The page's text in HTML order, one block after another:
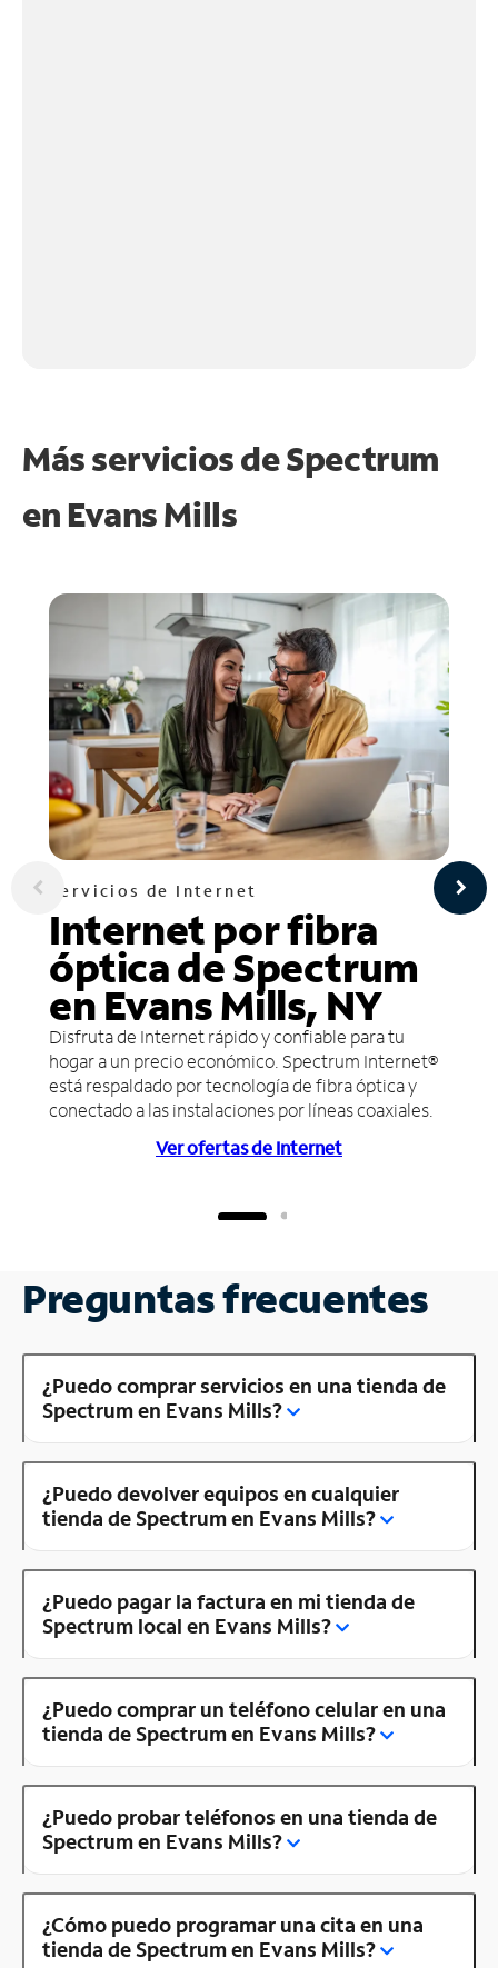
Más servicios de Spectrum
en Evans Mills
Servicios de Internet
Internet por fibra
óptica de Spectrum
en Evans Mills, NY
Disfruta de Internet rápido y confiable para tu
hogar a un precio económico. Spectrum Internet®
está respaldado por tecnología de fibra óptica y
conectado a las instalaciones por líneas coaxiales.
Ver ofertas de Internet
Preguntas frecuentes
¿Puedo comprar servicios en una tienda de
Spectrum en Evans Mills?
¿Puedo devolver equipos en cualquier
tienda de Spectrum en Evans Mills?
¿Puedo pagar la factura en mi tienda de
Spectrum local en Evans Mills?
¿Puedo comprar un teléfono celular en una
tienda de Spectrum en Evans Mills?
¿Puedo probar teléfonos en una tienda de
Spectrum en Evans Mills?
¿Cómo puedo programar una cita en una
tienda de Spectrum en Evans Mills?